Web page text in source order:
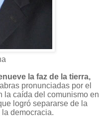
la faz de la tierra,
pronunciadas por el
la caída del comunismo en
logró separarse de la
democracia.